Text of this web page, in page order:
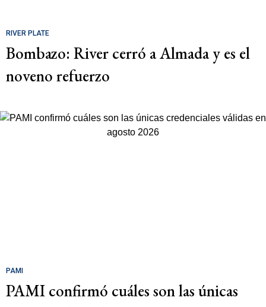
RIVER PLATE
Bombazo: River cerró a Almada y es el
noveno refuerzo
PAMI
PAMI confirmó cuáles son las únicas